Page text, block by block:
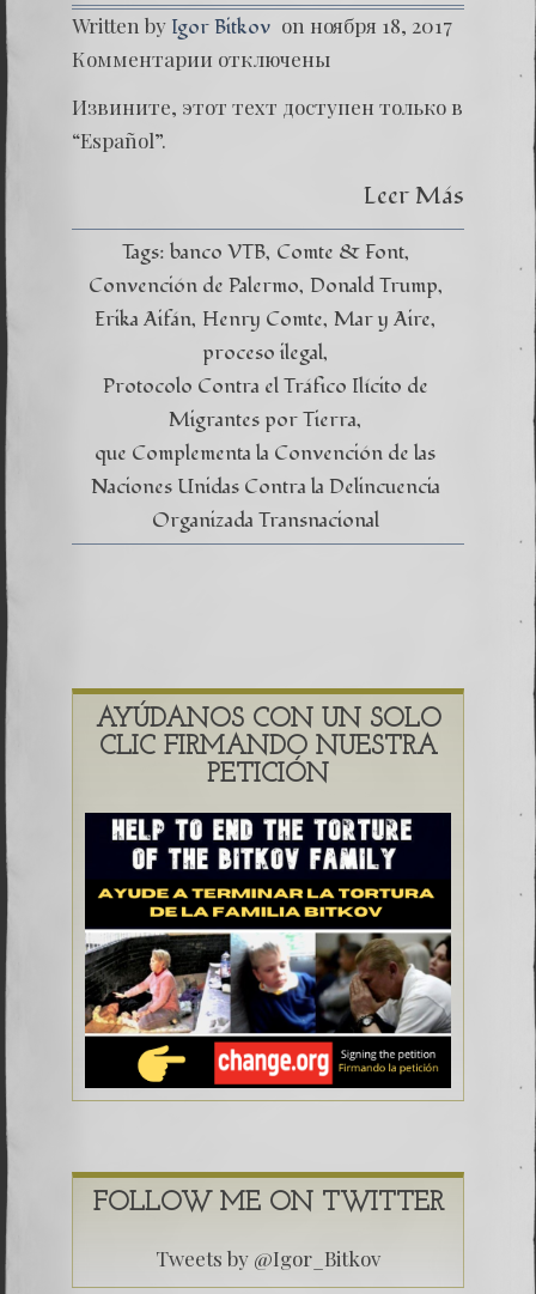
Written by Igor Bitkov on ноября 18, 2017
Комментарии
записи
отключены
Извините, этот техт доступен только в
“Español”.
Leer Más
Tags: banco VTB Comte & Font
Convención de Palermo Donald Trump
Erika Aifán Henry Comte Mar y Aire
proceso ilegal
Protocolo Contra el Tráfico Ilícito de
Migrantes por Tierra
que Complementa la Convención de las
Naciones Unidas Contra la Delincuencia
Organizada Transnacional
AYÚDANOS CON UN SOLO
CLIC FIRMANDO NUESTRA
PETICIÓN
FOLLOW ME ON TWITTER
Tweets by @Igor_Bitkov